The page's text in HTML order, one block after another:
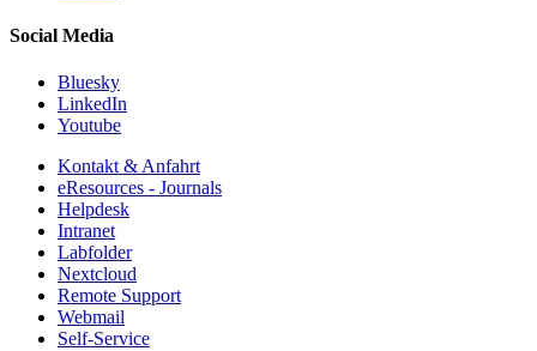
Social Media
Bluesky
LinkedIn
Youtube
Kontakt & Anfahrt
eResources - Journals
Helpdesk
Intranet
Labfolder
Nextcloud
Remote Support
Webmail
Self-Service